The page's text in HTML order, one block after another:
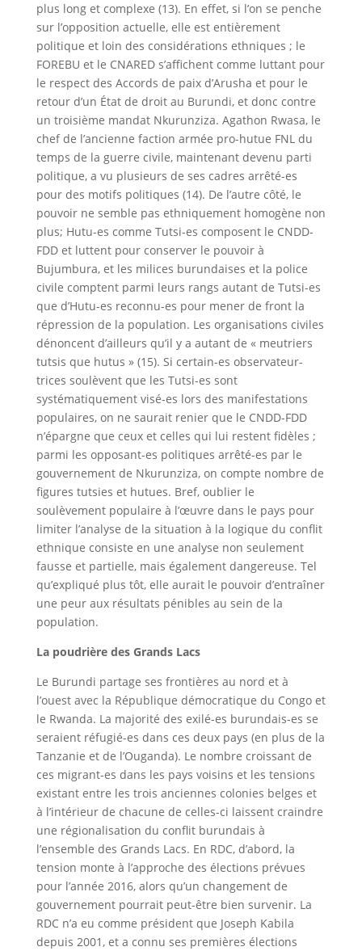
plus long et complexe (13). En effet, si l’on se penche
sur l’opposition actuelle, elle est entièrement
politique et loin des considérations ethniques ; le
FOREBU et le CNARED s’affichent comme luttant pour
le respect des Accords de paix d’Arusha et pour le
retour d’un État de droit au Burundi, et donc contre
un troisième mandat Nkurunziza. Agathon Rwasa, le
chef de l’ancienne faction armée pro-hutue FNL du
temps de la guerre civile, maintenant devenu parti
politique, a vu plusieurs de ses cadres arrêté-es
pour des motifs politiques (14). De l’autre côté, le
pouvoir ne semble pas ethniquement homogène non
plus; Hutu-es comme Tutsi-es composent le CNDD-
FDD et luttent pour conserver le pouvoir à
Bujumbura, et les milices burundaises et la police
civile comptent parmi leurs rangs autant de Tutsi-es
que d’Hutu-es reconnu-es pour mener de front la
répression de la population. Les organisations civiles
dénoncent d’ailleurs qu’il y a autant de « meutriers
tutsis que hutus » (15). Si certain-es observateur-
trices soulèvent que les Tutsi-es sont
systématiquement visé-es lors des manifestations
populaires, on ne saurait renier que le CNDD-FDD
n’épargne que ceux et celles qui lui restent fidèles ;
parmi les opposant-es politiques arrêté-es par le
gouvernement de Nkurunziza, on compte nombre de
figures tutsies et hutues. Bref, oublier le
soulèvement populaire à l’œuvre dans le pays pour
limiter l’analyse de la situation à la logique du conflit
ethnique consiste en une analyse non seulement
fausse et partielle, mais également dangereuse. Tel
qu’expliqué plus tôt, elle aurait le pouvoir d’entraîner
une peur aux résultats pénibles au sein de la
population.
La poudrière des Grands Lacs
Le Burundi partage ses frontières au nord et à
l’ouest avec la République démocratique du Congo et
le Rwanda. La majorité des exilé-es burundais-es se
seraient réfugié-es dans ces deux pays (en plus de la
Tanzanie et de l’Ouganda). Le nombre croissant de
ces migrant-es dans les pays voisins et les tensions
existant entre les trois anciennes colonies belges et
à l’intérieur de chacune de celles-ci laissent craindre
une régionalisation du conflit burundais à
l’ensemble des Grands Lacs. En RDC, d’abord, la
tension monte à l’approche des élections prévues
pour l’année 2016, alors qu’un changement de
gouvernement pourrait peut-être bien survenir. La
RDC n’a eu comme président que Joseph Kabila
depuis 2001, et a connu ses premières élections